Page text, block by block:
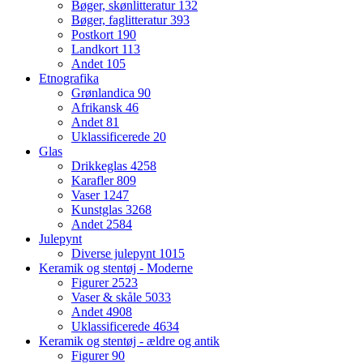
Bøger, skønlitteratur 132
Bøger, faglitteratur393
Postkort 190
Landkort 113
Andet 105
Etnografika
Grønlandica 90
Afrikansk 46
Andet81
Uklassificerede 20
Glas
Drikkeglas 4258
Karafler809
Vaser 1247
Kunstglas 3268
Andet2584
Julepynt
Diverse julepynt 1015
Keramik og stentøj - Moderne
Figurer2523
Vaser & skåle 5033
Andet4908
Uklassificerede 4634
Keramik og stentøj - ældre og antik
Figurer90